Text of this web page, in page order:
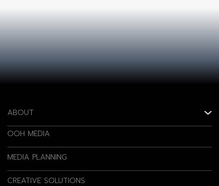
ABOUT
OOH MEDIA
MEDIA PLANNING
CREATIVE SOLUTIONS